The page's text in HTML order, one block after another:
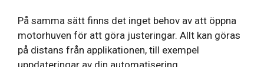
På samma sätt finns det inget behov av att öppna
motorhuven för att göra justeringar. Allt kan göras
på distans från applikationen, till exempel